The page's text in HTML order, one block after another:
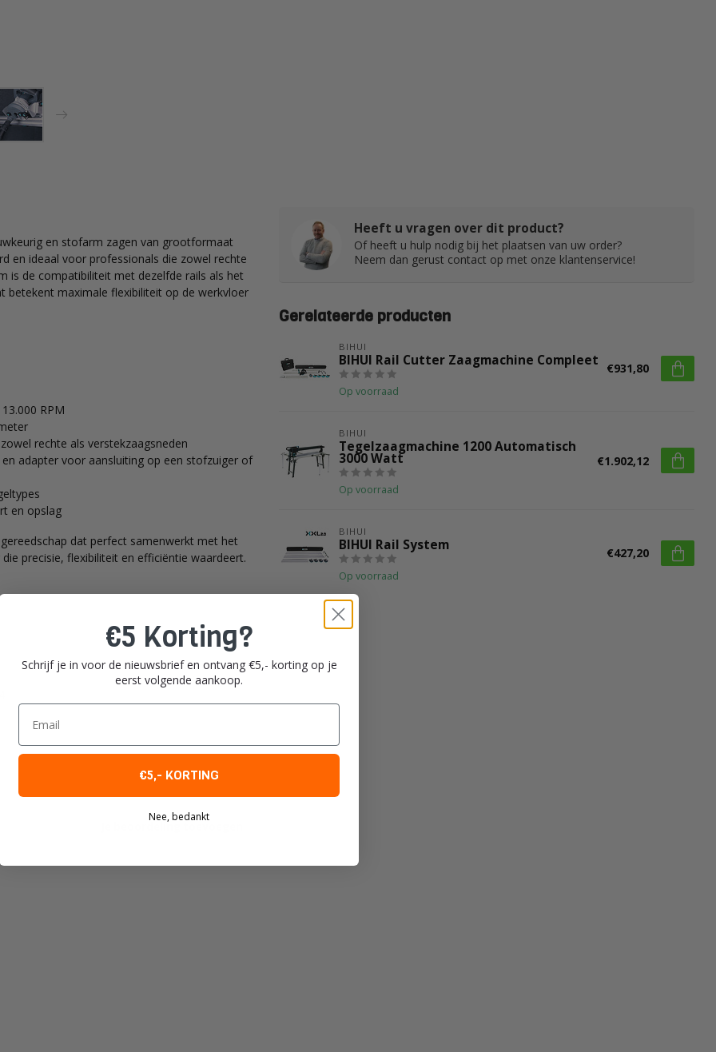
en stofarm zagen van grootformaat
en ideaal voor professionals die zowel rechte
is de compatibiliteit met dezelfde rails als het
betekent maximale flexibiliteit op de werkvloer
RPM
rechte als verstekzaagsneden
adapter voor aansluiting op een stofzuiger of
en opslag
dat perfect samenwerkt met het
precisie, flexibiliteit en efficiëntie waardeert.
Heeft u vragen over dit product?
Of heeft u hulp nodig bij het plaatsen van uw order?
Neem dan gerust contact op met onze klantenservice!
Gerelateerde producten
BIHUI
BIHUI Rail Cutter Zaagmachine Compleet
Op voorraad
€931,80
BIHUI
Tegelzaagmachine 1200 Automatisch
3000 Watt
Op voorraad
€1.902,12
BIHUI
BIHUI Rail System
Op voorraad
€427,20
€5 Korting?
Schrijf je in voor de nieuwsbrief en ontvang €5,- korting op je
eerst volgende aankoop.
Email
€5,- KORTING
Nee, bedankt